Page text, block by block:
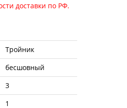
доставки по РФ.
Тройник
бесшовный
3
1